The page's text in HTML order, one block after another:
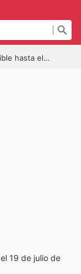
el 19/07/2025
19 de julio de